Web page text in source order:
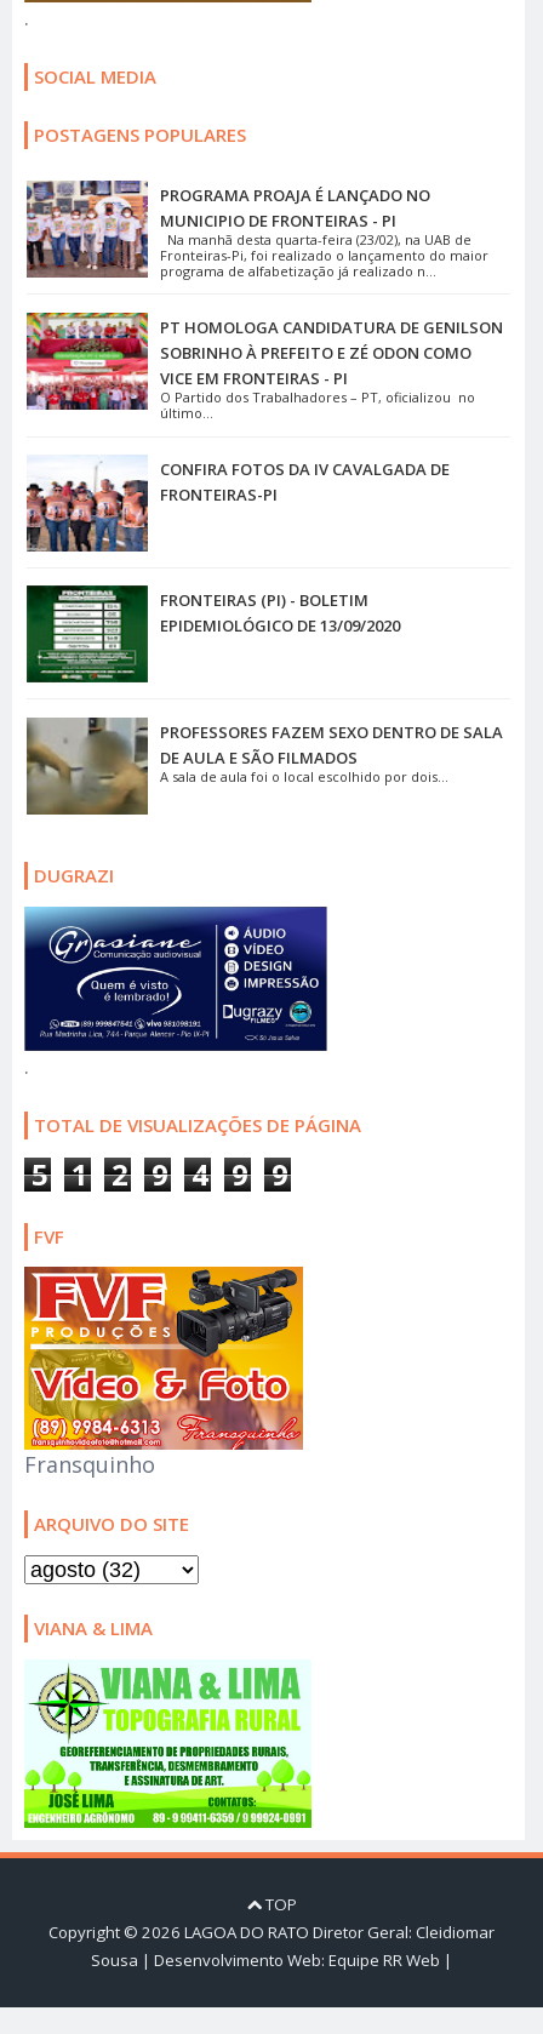
.
SOCIAL MEDIA
POSTAGENS POPULARES
PROGRAMA PROAJA É LANÇADO NO
MUNICIPIO DE FRONTEIRAS - PI
Na manhã desta quarta-feira (23/02), na UAB de
Fronteiras-Pi, foi realizado o lançamento do maior
programa de alfabetização já realizado n...
PT HOMOLOGA CANDIDATURA DE GENILSON
SOBRINHO À PREFEITO E ZÉ ODON COMO
VICE EM FRONTEIRAS - PI
O Partido dos Trabalhadores – PT, oficializou no
último...
CONFIRA FOTOS DA IV CAVALGADA DE
FRONTEIRAS-PI
FRONTEIRAS (PI) - BOLETIM
EPIDEMIOLÓGICO DE 13/09/2020
PROFESSORES FAZEM SEXO DENTRO DE SALA
DE AULA E SÃO FILMADOS
A sala de aula foi o local escolhido por dois...
DUGRAZI
.
TOTAL DE VISUALIZAÇÕES DE PÁGINA
5 1 2 9 4 9 9
FVF
Fransquinho
ARQUIVO DO SITE
VIANA & LIMA
TOP
Copyright © 2026 LAGOA DO RATO Diretor Geral: Cleidiomar
Sousa | Desenvolvimento Web: Equipe RR Web |